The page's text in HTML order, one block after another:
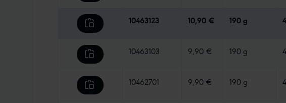
10463123 10,90 € 190 g
10463103 9,90 € 190 g
10462701 9,90 € 190 g